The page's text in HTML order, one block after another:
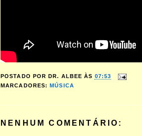
POSTADO POR DR. ALBEE ÀS 07:53
MARCADORES:MÚSICA
NENHUM COMENTÁRIO: